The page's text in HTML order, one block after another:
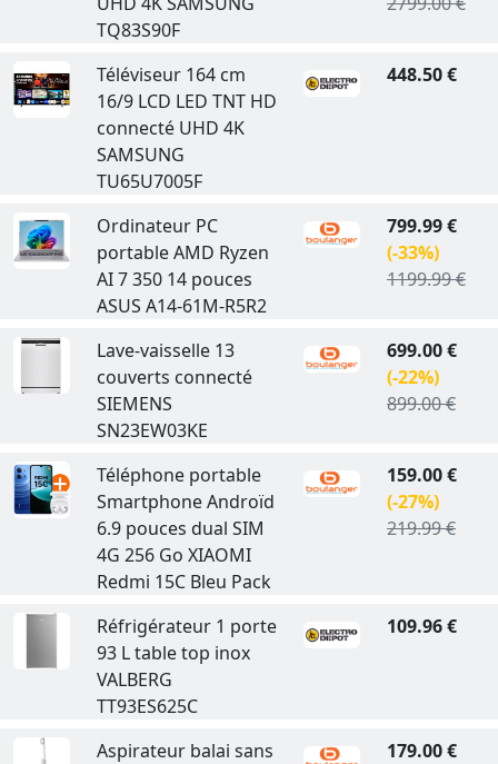
TQ83S90F
Téléviseur 164 cm
16/9 LCD LED TNT HD
connecté UHD 4K
SAMSUNG
TU65U7005F
448.50 €
Ordinateur PC
portable AMD Ryzen
AI 7 350 14 pouces
ASUS A14-61M-R5R2
799.99 €
(-33%)
1199.99 €
Lave-vaisselle 13
couverts connecté
SIEMENS
SN23EW03KE
699.00 €
(-22%)
899.00 €
Téléphone portable
Smartphone Androïd
6.9 pouces dual SIM
4G 256 Go XIAOMI
Redmi 15C Bleu Pack
159.00 €
(-27%)
219.99 €
Réfrigérateur 1 porte
93 L table top inox
VALBERG
TT93ES625C
109.96 €
Aspirateur balai sans
179.00 €